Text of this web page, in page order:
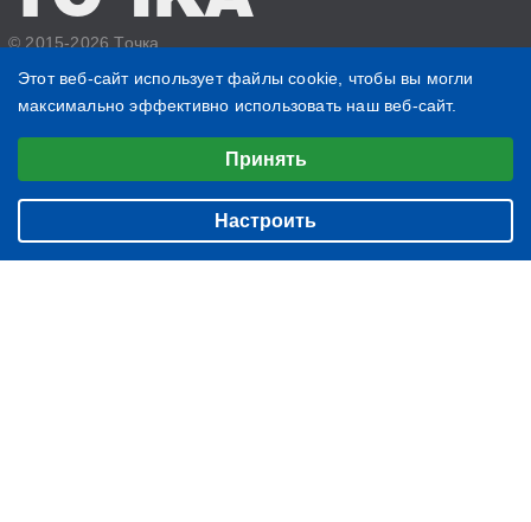
© 2015-2026 Точка
1630
685
БИЗНЕС О нас
Редакция
Этот веб-сайт использует файлы cookie, чтобы вы могли
максимально эффективно использовать наш веб-сайт.
Принять
Настроить